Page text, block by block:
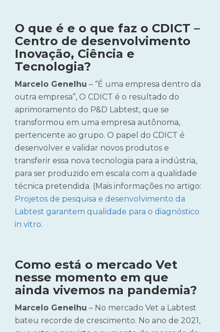
O que é e o que faz o CDICT –
Centro de desenvolvimento
Inovação, Ciência e
Tecnologia?
Marcelo Genelhu – “É uma empresa dentro da
outra empresa”, O CDICT é o resultado do
aprimoramento do P&D Labtest, que se
transformou em uma empresa autônoma,
pertencente ao grupo. O papel do CDICT é
desenvolver e validar novos produtos e
transferir essa nova tecnologia para a indústria,
para ser produzido em escala com a qualidade
técnica pretendida. (Mais informações no artigo:
Projetos de pesquisa e desenvolvimento da
Labtest garantem qualidade para o diagnóstico
in vitro.
Como está o mercado Vet
nesse momento em que
ainda vivemos na pandemia?
Marcelo Genelhu – No mercado Vet a Labtest
bateu recorde de crescimento. No ano de 2021,